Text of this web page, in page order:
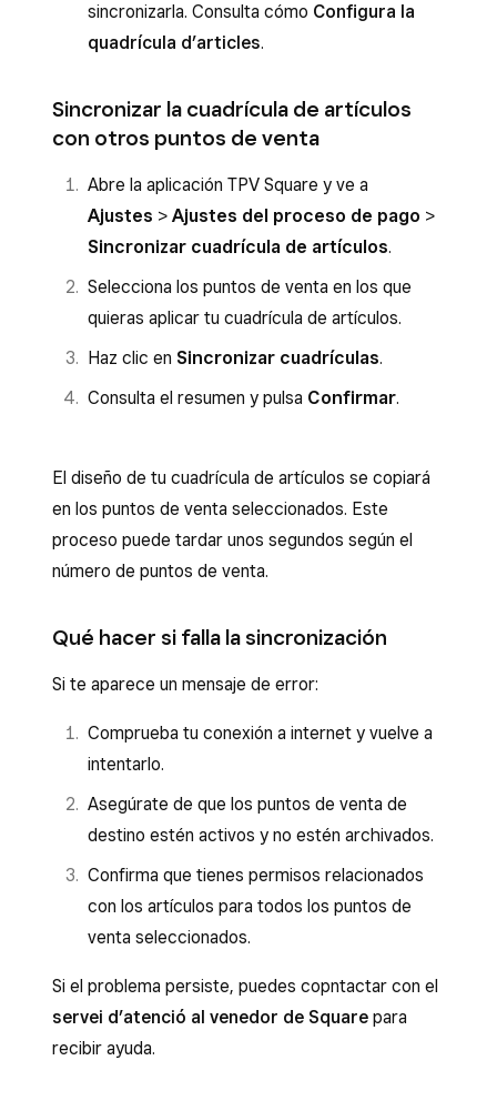
sincronizarla. Consulta cómo Configura la
quadrícula d’articles.
Sincronizar la cuadrícula de artículos
con otros puntos de venta
Abre la aplicación TPV Square y ve a
Ajustes > Ajustes del proceso de pago >
Sincronizar cuadrícula de artículos.
Selecciona los puntos de venta en los que
quieras aplicar tu cuadrícula de artículos.
Haz clic en Sincronizar cuadrículas.
Consulta el resumen y pulsa Confirmar.
El diseño de tu cuadrícula de artículos se copiará
en los puntos de venta seleccionados. Este
proceso puede tardar unos segundos según el
número de puntos de venta.
Qué hacer si falla la sincronización
Si te aparece un mensaje de error:
Comprueba tu conexión a internet y vuelve a
intentarlo.
Asegúrate de que los puntos de venta de
destino estén activos y no estén archivados.
Confirma que tienes permisos relacionados
con los artículos para todos los puntos de
venta seleccionados.
Si el problema persiste, puedes copntactar con el
servei d’atenció al venedor de Square para
recibir ayuda.